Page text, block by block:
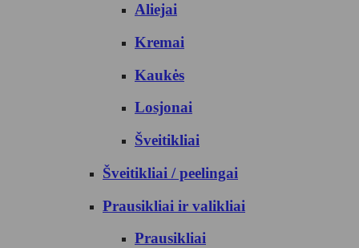
Aliejai
Kremai
Kaukės
Losjonai
Šveitikliai
Šveitikliai / peelingai
Prausikliai ir valikliai
Prausikliai